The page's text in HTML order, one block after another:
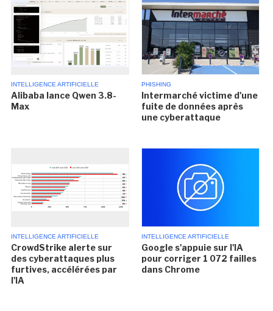
INTELLIGENCE ARTIFICIELLE
Alibaba lance Qwen 3.8-
Max
PHISHING
Intermarché victime d'une
fuite de données après
une cyberattaque
INTELLIGENCE ARTIFICIELLE
CrowdStrike alerte sur
des cyberattaques plus
furtives, accélérées par
l'IA
INTELLIGENCE ARTIFICIELLE
Google s'appuie sur l'IA
pour corriger 1 072 failles
dans Chrome